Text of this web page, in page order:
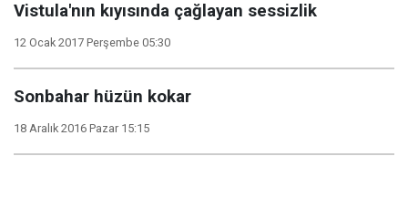
Vistula'nın kıyısında çağlayan sessizlik
12 Ocak 2017 Perşembe 05:30
Sonbahar hüzün kokar
18 Aralık 2016 Pazar 15:15